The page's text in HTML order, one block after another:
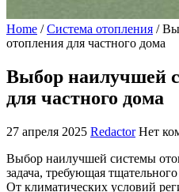
Home /Система отопления /
отопления для частного дома
Выбор наилучшей
для частного дома
27 апреля 2025 Redactor Нет
Выбор наилучшей системы
задача, требующая
От климатических условий